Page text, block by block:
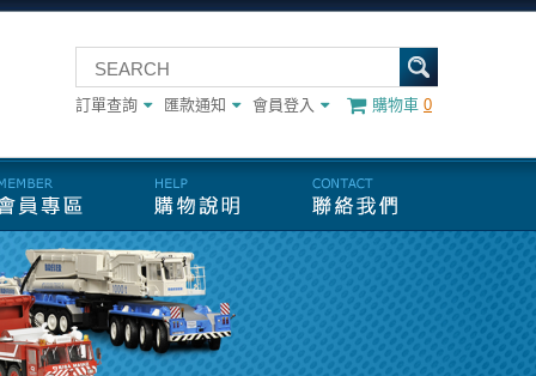
訂單查詢 匯款通知 會員登入 購物車 0